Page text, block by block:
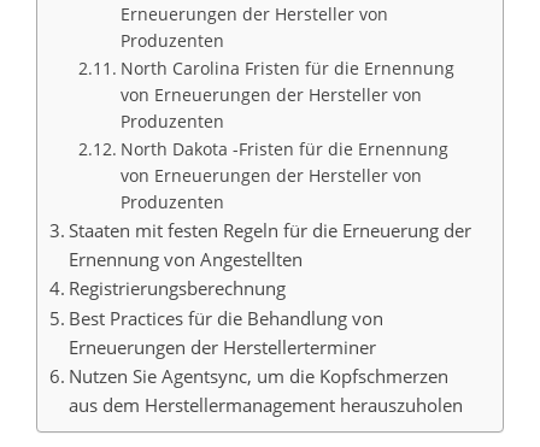
Erneuerungen der Hersteller von
Produzenten
North Carolina Fristen für die Ernennung
von Erneuerungen der Hersteller von
Produzenten
North Dakota -Fristen für die Ernennung
von Erneuerungen der Hersteller von
Produzenten
Staaten mit festen Regeln für die Erneuerung der
Ernennung von Angestellten
Registrierungsberechnung
Best Practices für die Behandlung von
Erneuerungen der Herstellerterminer
Nutzen Sie Agentsync, um die Kopfschmerzen
aus dem Herstellermanagement herauszuholen